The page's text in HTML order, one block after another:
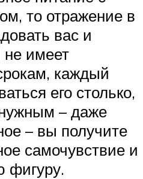
то отражение в
вас и
имеет
каждый
его столько,
– даже
– вы получите
самочувствие и
фигуру.